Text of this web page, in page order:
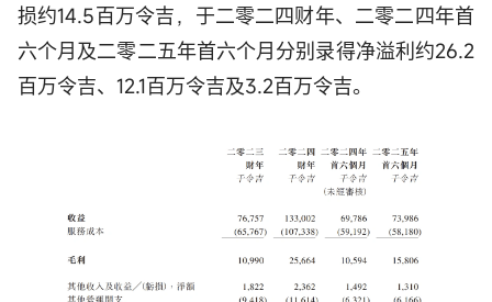
损约14.5百万令吉，于二零二四财年、二零二四年首
六个月及二零二五年首六个月分别录得净溢利约26.2
百万令吉、12.1百万令吉及3.2百万令吉。